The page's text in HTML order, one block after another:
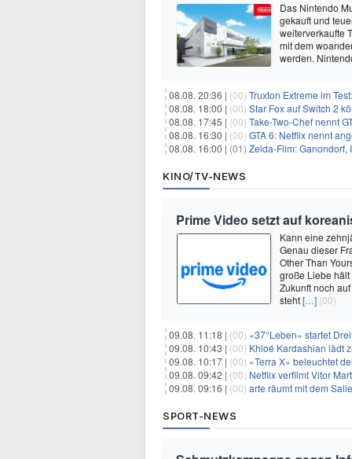
Das Nintendo
gekauft und
weiterverkaufte
mit dem
werden.
08.08. 20:36 | (00) Truxton Extreme im
08.08. 18:00 | (00) Star Fox auf Switch 2
08.08. 17:45 | (00) Take-Two-Chef nennt
08.08. 16:30 | (00) GTA 6: Netflix nennt
08.08. 16:00 | (01) Zelda-Film: Ganondorf,
KINO/TV-NEWS
Prime Video setzt auf
Kann eine
Genau dieser
Other Than
große Liebe
Zukunft noch
steht[…] (00)
09.08. 11:18 | (00) «37°Leben» startet
09.08. 10:43 | (00) Khloé Kardashian lädt
09.08. 10:17 | (00) «Terra X» beleuchtet
09.08. 09:42 | (00) Netflix verfilmt Vitor
09.08. 09:16 | (00) arte räumt mit dem
SPORT-NEWS